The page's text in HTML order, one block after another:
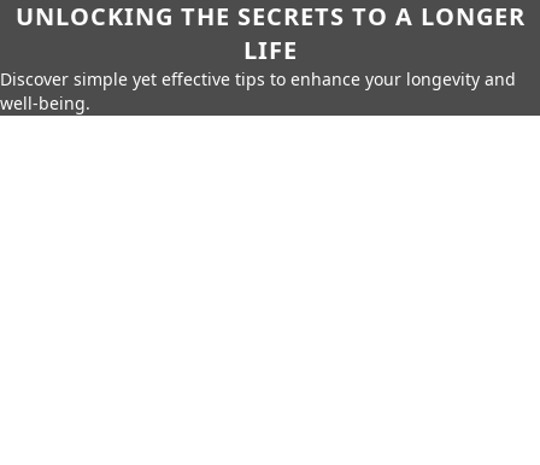
UNLOCKING THE SECRETS TO A LONGER
LIFE
Discover simple yet effective tips to enhance your longevity and
well-being.